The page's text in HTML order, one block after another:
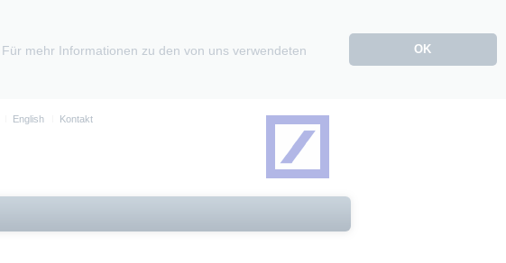
mehr Informationen zu den von uns verwendeten
OK
English Kontakt